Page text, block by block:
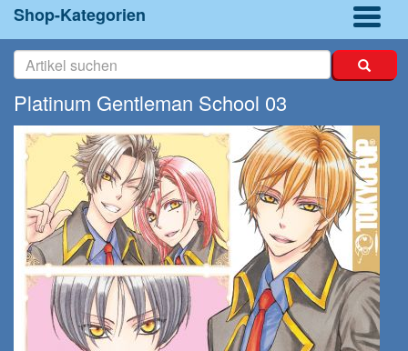
Shop-Kategorien
Platinum Gentleman School 03